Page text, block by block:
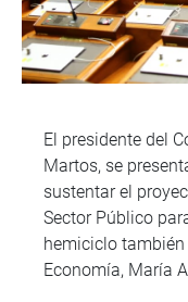
El presidente del
Martos, se
sustentar el
Sector Público
hemiciclo
Economía, María